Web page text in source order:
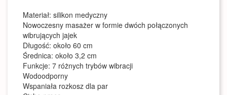
Materiał: silikon medyczny
Nowoczesny masażer w formie dwóch połączonych
wibrujących jajek
Długość: około 60 cm
Średnica: około 3,2 cm
Funkcje: 7 różnych trybów wibracji
Wodoodporny
Wspaniała rozkosz dla par